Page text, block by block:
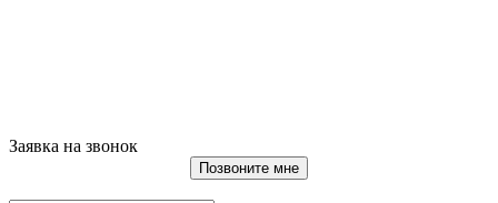
Заявка на звонок
Позвоните мне